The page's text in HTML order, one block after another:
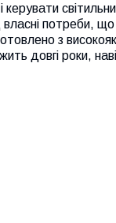
власні потреби,
з
довгі роки,